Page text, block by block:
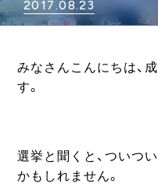
2017.08.23
みなさんこんにちは、
す。
選挙と聞くと、ついつ
かもしれません。